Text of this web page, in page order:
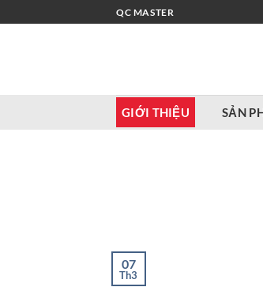
qua
QC MASTER
GIỚI THIỆU SẢN
07
Th3